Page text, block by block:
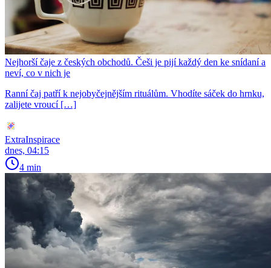
Nejhorší čaje z českých obchodů. Češi je pijí každý den ke snídaní a
neví, co v nich je
Ranní čaj patří k nejobyčejnějším rituálům. Vhodíte sáček do hrnku,
zalijete vroucí […]
ExtraInspirace
dnes, 04:15
4 min